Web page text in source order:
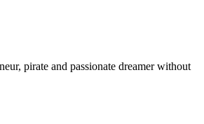
pirate and passionate dreamer without